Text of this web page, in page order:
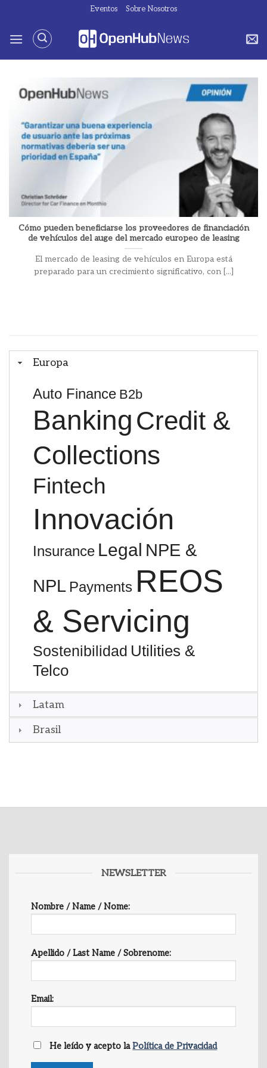
contenido
Eventos Sobre Nosotros
Europa
Auto Finance B2b
Banking Credit &
Collections
Fintech
Innovación
Insurance Legal NPE &
NPL Payments REOS
& Servicing
Sostenibilidad Utilities &
Telco
Latam
Brasil
Cómo pueden beneficiarse los proveedores de financiación
de vehículos del auge del mercado europeo de leasing
El mercado de leasing de vehículos en Europa está
preparado para un crecimiento significativo, con [...]
NEWSLETTER
Nombre / Name / Nome:
Apellido / Last Name / Sobrenome:
Email:
He leído y acepto laPolítica de Privacidad